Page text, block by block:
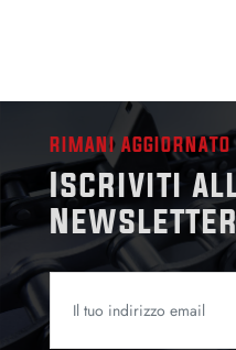
RIMANI AGGIORNATO
Iscriviti